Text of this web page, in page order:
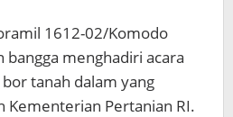
1612-02/Komodo
bangga menghadiri acara
tanah dalam yang
Kementerian Pertanian RI.